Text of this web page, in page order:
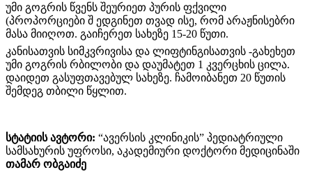
უმი გოგრის წვენს შეურიეთ პურის ფქვილი
(პროპორციები შ ედგინეთ თვად ისე, რომ არაჟნისებრი
მასა მიიღოთ. გაიჩერეთ სახეზე 15-20 წუთი.
კანისათვის სიმკვრივისა და ლიფტინგისათვის -გახეხეთ
უმი გოგრის რბილობი და დაუმატეთ 1 კვერცხის ცილა.
დაიდეთ გასუფთავებულ სახეზე. ჩამოიბანეთ 20 წუთის
შემდეგ თბილი წყლით.
სტატიის ავტორი: “ავერსის კლინიკის” პედიატრიული
სამსახურის უფროსი, აკადემიური დოქტორი მედიცინაში
თამარ ობგაიძე